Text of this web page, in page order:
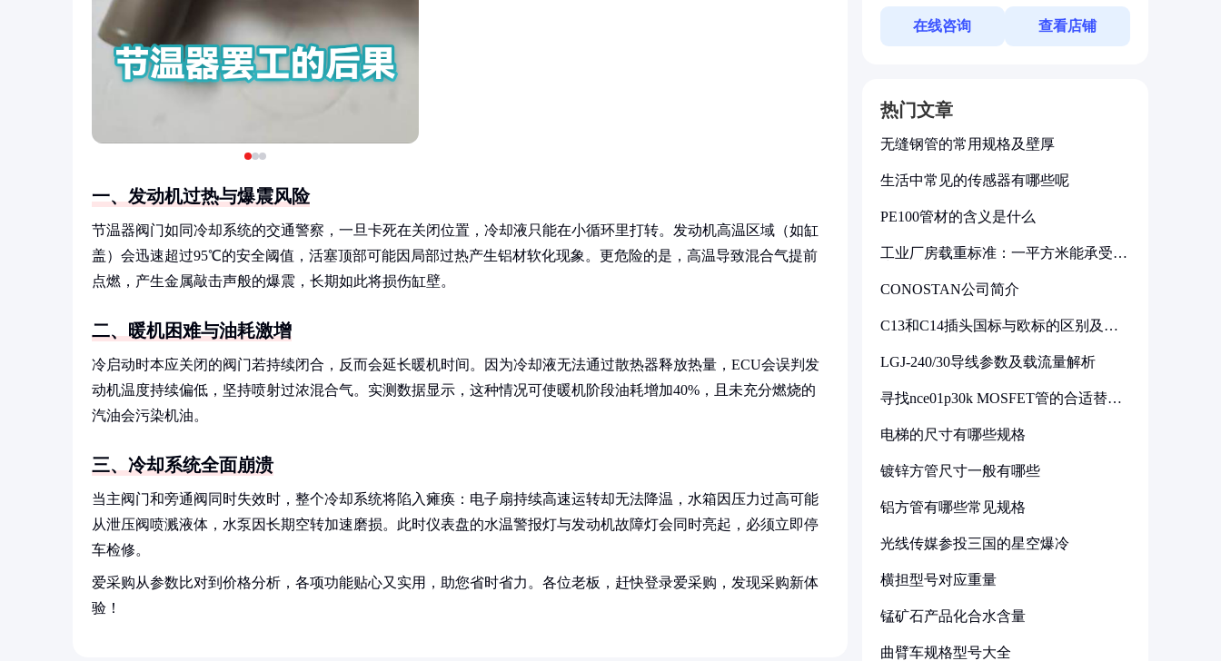
一、发动机过热与爆震风险
节温器阀门如同冷却系统的交通警察，一旦卡死在关闭位置，冷却液只能在小循环里打转。发动机高温区域（如缸
盖）会迅速超过95℃的安全阈值，活塞顶部可能因局部过热产生铝材软化现象。更危险的是，高温导致混合气提前
点燃，产生金属敲击声般的爆震，长期如此将损伤缸壁。
二、暖机困难与油耗激增
冷启动时本应关闭的阀门若持续闭合，反而会延长暖机时间。因为冷却液无法通过散热器释放热量，ECU会误判发
动机温度持续偏低，坚持喷射过浓混合气。实测数据显示，这种情况可使暖机阶段油耗增加40%，且未充分燃烧的
汽油会污染机油。
三、冷却系统全面崩溃
当主阀门和旁通阀同时失效时，整个冷却系统将陷入瘫痪：电子扇持续高速运转却无法降温，水箱因压力过高可能
从泄压阀喷溅液体，水泵因长期空转加速磨损。此时仪表盘的水温警报灯与发动机故障灯会同时亮起，必须立即停
车检修。
爱采购从参数比对到价格分析，各项功能贴心又实用，助您省时省力。各位老板，赶快登录爱采购，发现采购新体
验！
在线咨询 查看店铺
热门文章
无缝钢管的常用规格及壁厚
生活中常见的传感器有哪些呢
PE100管材的含义是什么
工业厂房载重标准：一平方米能承受多
CONOSTAN公司简介
C13和C14插头国标与欧标的区别及其
LGJ-240/30导线参数及载流量解析
寻找nce01p30k MOSFET管的合适替代
电梯的尺寸有哪些规格
镀锌方管尺寸一般有哪些
铝方管有哪些常见规格
光线传媒参投三国的星空爆冷
横担型号对应重量
锰矿石产品化合水含量
曲臂车规格型号大全